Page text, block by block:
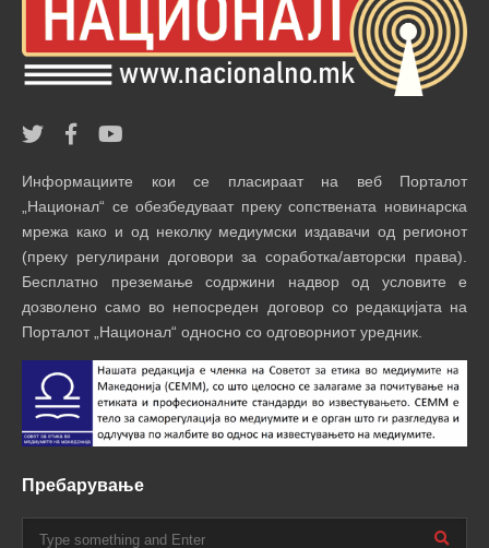
Информациите кои се пласираат на веб Порталот
„Национал“ се обезбедуваат преку сопствената новинарска
мрежа како и од неколку медиумски издавачи од регионот
(преку регулирани договори за соработка/авторски права).
Бесплатно преземање содржини надвор од условите е
дозволено само во непосреден договор со редакцијата на
Порталот „Национал“ односно со одговорниот уредник.
Пребарување